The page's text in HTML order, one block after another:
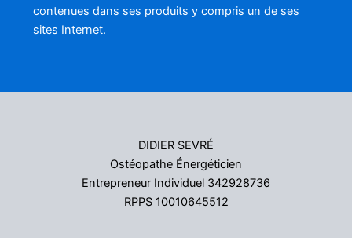
contenues dans ses produits y compris un de ses
sites Internet.
DIDIER SEVRÉ
Ostéopathe Énergéticien
Entrepreneur Individuel 342928736
RPPS 10010645512